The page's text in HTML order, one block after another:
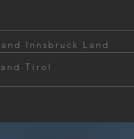
Innsbruck Land
Tirol